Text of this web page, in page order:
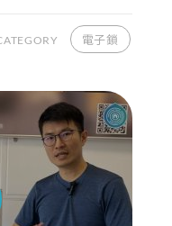
電子鎖